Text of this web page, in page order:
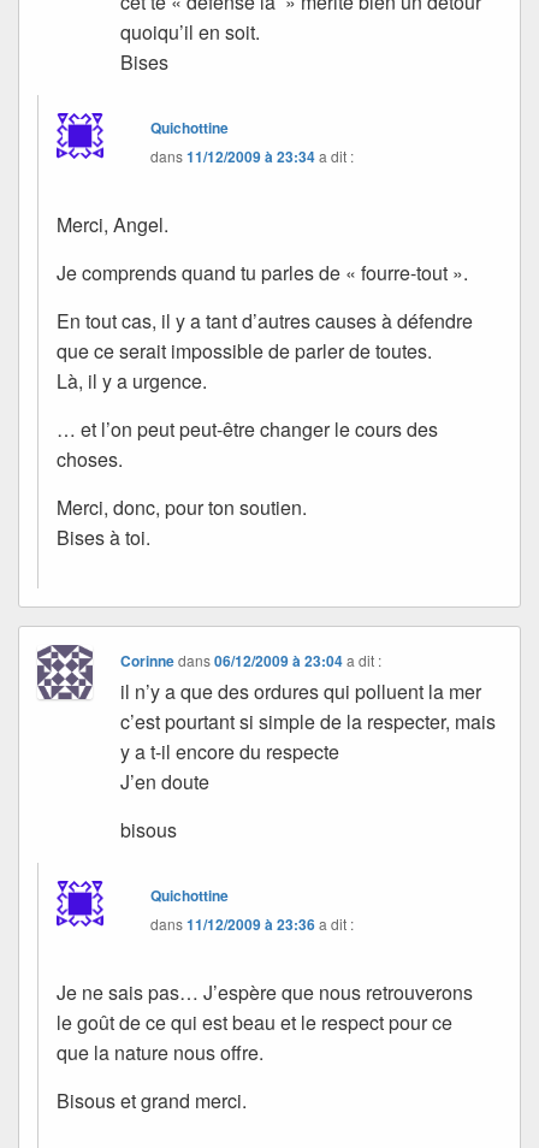
quoiqu’il en soit.
Bises
Quichottine
dans11/12/2009 à 23:34a dit :
Merci, Angel.
Je comprends quand tu parles de « fourre-tout ».
En tout cas, il y a tant d’autres causes à défendre
que ce serait impossible de parler de toutes.
Là, il y a urgence.
… et l’on peut peut-être changer le cours des
choses.
Merci, donc, pour ton soutien.
Bises à toi.
Corinnedans06/12/2009 à 23:04 a dit :
il n’y a que des ordures qui polluent la mer
c’est pourtant si simple de la respecter, mais
y a t-il encore du respecte
J’en doute
bisous
Quichottine
dans11/12/2009 à 23:36a dit :
Je ne sais pas… J’espère que nous retrouverons
le goût de ce qui est beau et le respect pour ce
que la nature nous offre.
Bisous et grand merci.